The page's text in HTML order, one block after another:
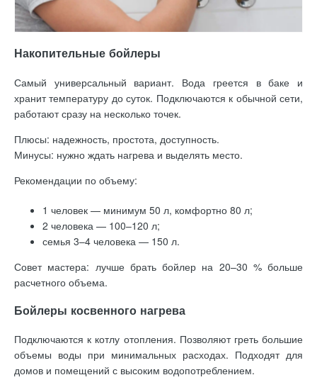
Накопительные бойлеры
Самый универсальный вариант. Вода греется в баке и
хранит температуру до суток. Подключаются к обычной сети,
работают сразу на несколько точек.
Плюсы: надежность, простота, доступность.
Минусы: нужно ждать нагрева и выделять место.
Рекомендации по объему:
1 человек — минимум 50 л, комфортно 80 л;
2 человека — 100–120 л;
семья 3–4 человека — 150 л.
Совет мастера: лучше брать бойлер на 20–30 % больше
расчетного объема.
Бойлеры косвенного нагрева
Подключаются к котлу отопления. Позволяют греть большие
объемы воды при минимальных расходах. Подходят для
домов и помещений с высоким водопотреблением.